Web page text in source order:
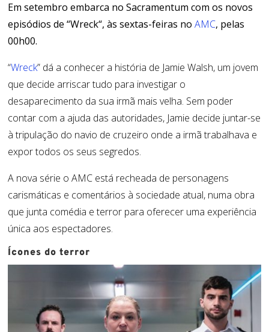
Em setembro embarca noSacramentum com os novos
episódios de “Wreck“, às sextas-feiras noAMC, pelas
00h00.
“Wreck” dá a conhecer a história de Jamie Walsh, um jovem
que decide arriscar tudo para investigar o
desaparecimento da sua irmã mais velha. Sem poder
contar com a ajuda das autoridades, Jamie decide juntar-se
à tripulação do navio de cruzeiro onde a irmã trabalhava e
expor todos os seus segredos.
A nova série o AMC está recheada de personagens
carismáticas e comentários à sociedade atual, numa obra
que junta comédia e terror para oferecer uma experiência
única aos espectadores.
Ícones do terror